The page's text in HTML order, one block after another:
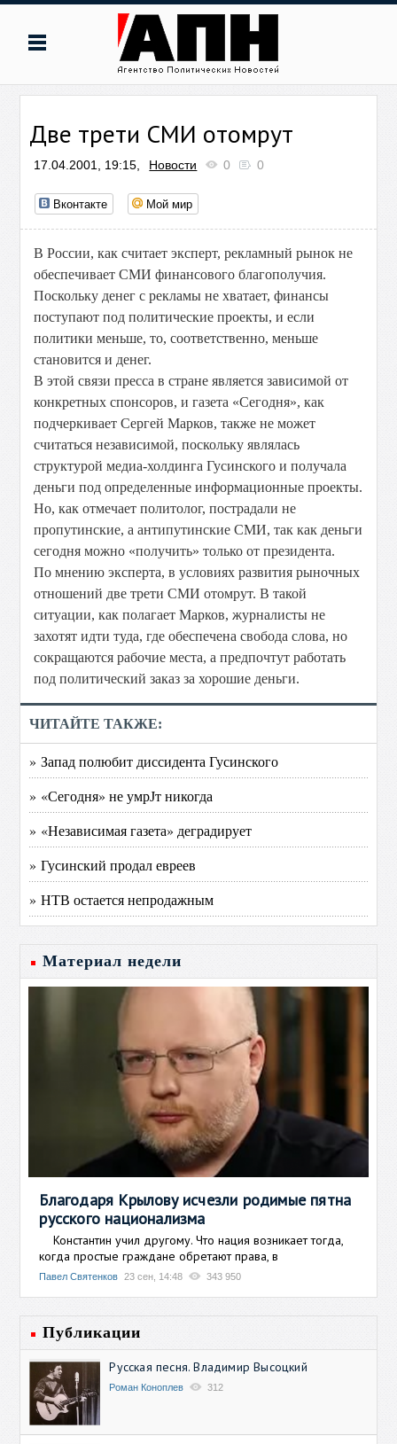
Две трети СМИ отомрут
17.04.2001, 19:15, Новости 0 0
Вконтакте Мой мир
В России, как считает эксперт, рекламный рынок не
обеспечивает СМИ финансового благополучия.
Поскольку денег с рекламы не хватает, финансы
поступают под политические проекты, и если
политики меньше, то, соответственно, меньше
становится и денег.
В этой связи пресса в стране является зависимой от
конкретных спонсоров, и газета «Сегодня», как
подчеркивает Сергей Марков, также не может
считаться независимой, поскольку являлась
структурой медиа-холдинга Гусинского и получала
деньги под определенные информационные проекты.
Но, как отмечает политолог, пострадали не
пропутинские, а антипутинские СМИ, так как деньги
сегодня можно «получить» только от президента.
По мнению эксперта, в условиях развития рыночных
отношений две трети СМИ отомрут. В такой
ситуации, как полагает Марков, журналисты не
захотят идти туда, где обеспечена свобода слова, но
сокращаются рабочие места, а предпочтут работать
под политический заказ за хорошие деньги.
ЧИТАЙТЕ ТАКЖЕ:
» Запад полюбит диссидента Гусинского
» «Сегодня» не умрЈт никогда
» «Независимая газета» деградирует
» Гусинский продал евреев
» НТВ остается непродажным
Материал недели
Благодаря Крылову исчезли родимые пятна
русского национализма
Константин учил другому. Что нация возникает тогда,
когда простые граждане обретают права, в
Павел Святенков 23 сен, 14:48 343 950
Публикации
Русская песня. Владимир Высоцкий
Роман Коноплев 312